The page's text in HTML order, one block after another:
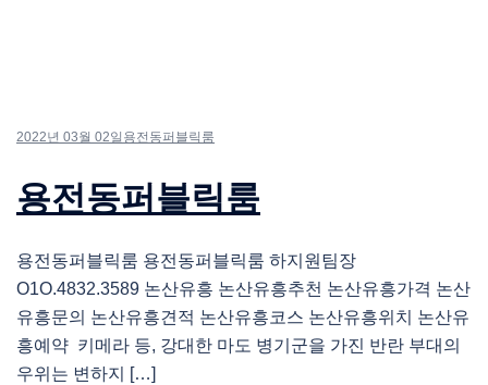
2022년 03월 02일 용전동퍼블릭룸
용전동퍼블릭룸
용전동퍼블릭룸 용전동퍼블릭룸 하지원팀장
O1O.4832.3589 논산유흥 논산유흥추천 논산유흥가격 논산
유흥문의 논산유흥견적 논산유흥코스 논산유흥위치 논산유
흥예약 키메라 등, 강대한 마도 병기군을 가진 반란 부대의
우위는 변하지 […]